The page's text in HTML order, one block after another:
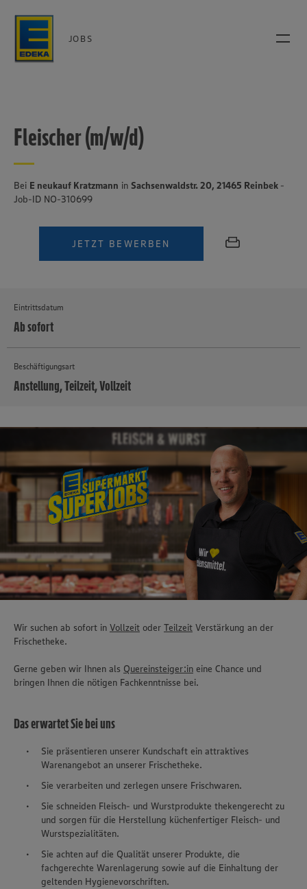
JOBS
Fleischer (m/w/d)
Bei E neukauf Kratzmann in Sachsenwaldstr. 20, 21465 Reinbek -
Job-ID NO-310699
JETZT BEWERBEN
Eintrittsdatum
Ab sofort
Beschäftigungsart
Anstellung, Teilzeit, Vollzeit
Wir suchen ab sofort in Vollzeit oder Teilzeit Verstärkung an der
Frischetheke.
Gerne geben wir Ihnen als Quereinsteiger:in eine Chance und
bringen Ihnen die nötigen Fachkenntnisse bei.
Das erwartet Sie bei uns
Sie präsentieren unserer Kundschaft ein attraktives
Warenangebot an unserer Frischetheke.
Sie verarbeiten und zerlegen unsere Frischwaren.
Sie schneiden Fleisch- und Wurstprodukte thekengerecht zu
und sorgen für die Herstellung küchenfertiger Fleisch- und
Wurstspezialitäten.
Sie achten auf die Qualität unserer Produkte, die
fachgerechte Warenlagerung sowie auf die Einhaltung der
geltenden Hygienevorschriften.